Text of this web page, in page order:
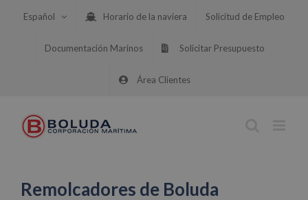
Español Horario de la naviera Solicitud de Empleo
Documentación Marinos Solicitar Presupuesto
Área Clientes
Remolcadores de Boluda